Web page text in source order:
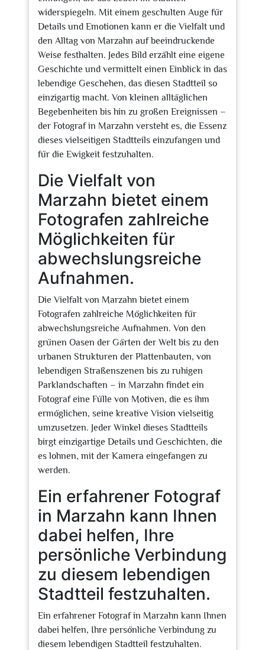
widerspiegeln. Mit einem geschulten Auge für
Details und Emotionen kann er die Vielfalt und
den Alltag von Marzahn auf beeindruckende
Weise festhalten. Jedes Bild erzählt eine eigene
Geschichte und vermittelt einen Einblick in das
lebendige Geschehen, das diesen Stadtteil so
einzigartig macht. Von kleinen alltäglichen
Begebenheiten bis hin zu großen Ereignissen –
der Fotograf in Marzahn versteht es, die Essenz
dieses vielseitigen Stadtteils einzufangen und
für die Ewigkeit festzuhalten.
Die Vielfalt von
Marzahn bietet einem
Fotografen zahlreiche
Möglichkeiten für
abwechslungsreiche
Aufnahmen.
Die Vielfalt von Marzahn bietet einem
Fotografen zahlreiche Möglichkeiten für
abwechslungsreiche Aufnahmen. Von den
grünen Oasen der Gärten der Welt bis zu den
urbanen Strukturen der Plattenbauten, von
lebendigen Straßenszenen bis zu ruhigen
Parklandschaften – in Marzahn findet ein
Fotograf eine Fülle von Motiven, die es ihm
ermöglichen, seine kreative Vision vielseitig
umzusetzen. Jeder Winkel dieses Stadtteils
birgt einzigartige Details und Geschichten, die
es lohnen, mit der Kamera eingefangen zu
werden.
Ein erfahrener Fotograf
in Marzahn kann Ihnen
dabei helfen, Ihre
persönliche Verbindung
zu diesem lebendigen
Stadtteil festzuhalten.
Ein erfahrener Fotograf in Marzahn kann Ihnen
dabei helfen, Ihre persönliche Verbindung zu
diesem lebendigen Stadtteil festzuhalten.